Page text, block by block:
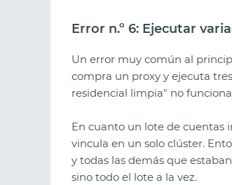
Error n.º 6: Ejecutar
Un error muy común al
compra un proxy y ejecuta
residencial limpia" no
En cuanto un lote de cuentas
vincula en un solo clúster.
y todas las demás que
sino todo el lote a la vez.